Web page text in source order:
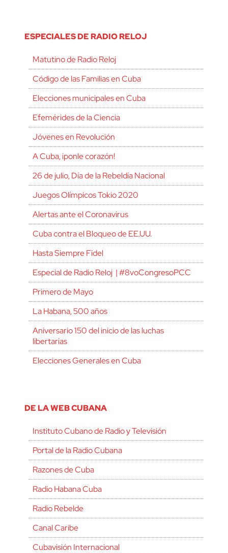
ESPECIALES DE RADIO RELOJ
Matutino de Radio Reloj
Código de las Familias en Cuba
Elecciones municipales en Cuba
Efemérides de la Ciencia
Jóvenes en Revolución
A Cuba, ¡ponle corazón!
26 de julio, Día de la Rebeldía Nacional
Juegos Olímpicos Tokio 2020
Alertas ante el Coronavirus
Cuba contra el Bloqueo de EE.UU.
Hasta Siempre Fidel
Especial de Radio Reloj | #8voCongresoPCC
Primero de Mayo
La Habana, 500 años
Aniversario 150 del inicio de las luchas
libertarias
Elecciones Generales en Cuba
DE LA WEB CUBANA
Instituto Cubano de Radio y Televisión
Portal de la Radio Cubana
Razones de Cuba
Radio Habana Cuba
Radio Rebelde
Canal Caribe
Cubavisión Internacional